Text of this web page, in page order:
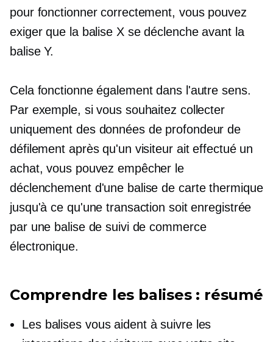
pour fonctionner correctement, vous pouvez
exiger que la balise X se déclenche avant la
balise Y.
Cela fonctionne également dans l'autre sens.
Par exemple, si vous souhaitez collecter
uniquement des données de profondeur de
défilement après qu'un visiteur ait effectué un
achat, vous pouvez empêcher le
déclenchement d'une balise de carte thermique
jusqu'à ce qu'une transaction soit enregistrée
par une balise de suivi de commerce
électronique.
Comprendre les balises : résumé
Les balises vous aident à suivre les